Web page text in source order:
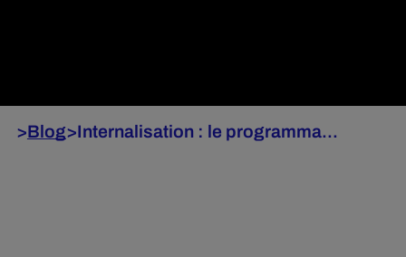
>Blog>Internalisation : le programma...